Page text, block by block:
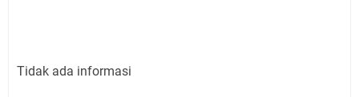
Tidak ada informasi